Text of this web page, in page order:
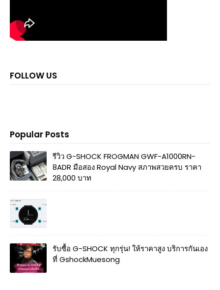
FOLLOW US
Popular Posts
รีวิว G-SHOCK FROGMAN GWF-A1000RN-
8ADR มือสอง Royal Navy สภาพสวยครบ ราคา
28,000 บาท
รับซื้อ G-SHOCK ทุกรุ่น! ให้ราคาสูง บริการกันเอง
ที่ GshockMuesong